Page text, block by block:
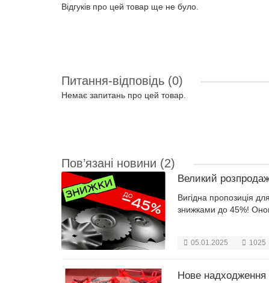
Відгуків про цей товар ще не було.
Питання-відповідь (0)
Немає запитань про цей товар.
Пов’язані новини (2)
Великий
Вигідна пропозиція
знижками до 45%!
05.01.2025 1025
Нове надходження